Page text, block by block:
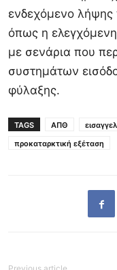
ενδεχόμενο
όπως η
με σενάρια που
συστημάτων
φύλαξης.
TAGS ΑΠΘ
προκαταρκτική εξέταση